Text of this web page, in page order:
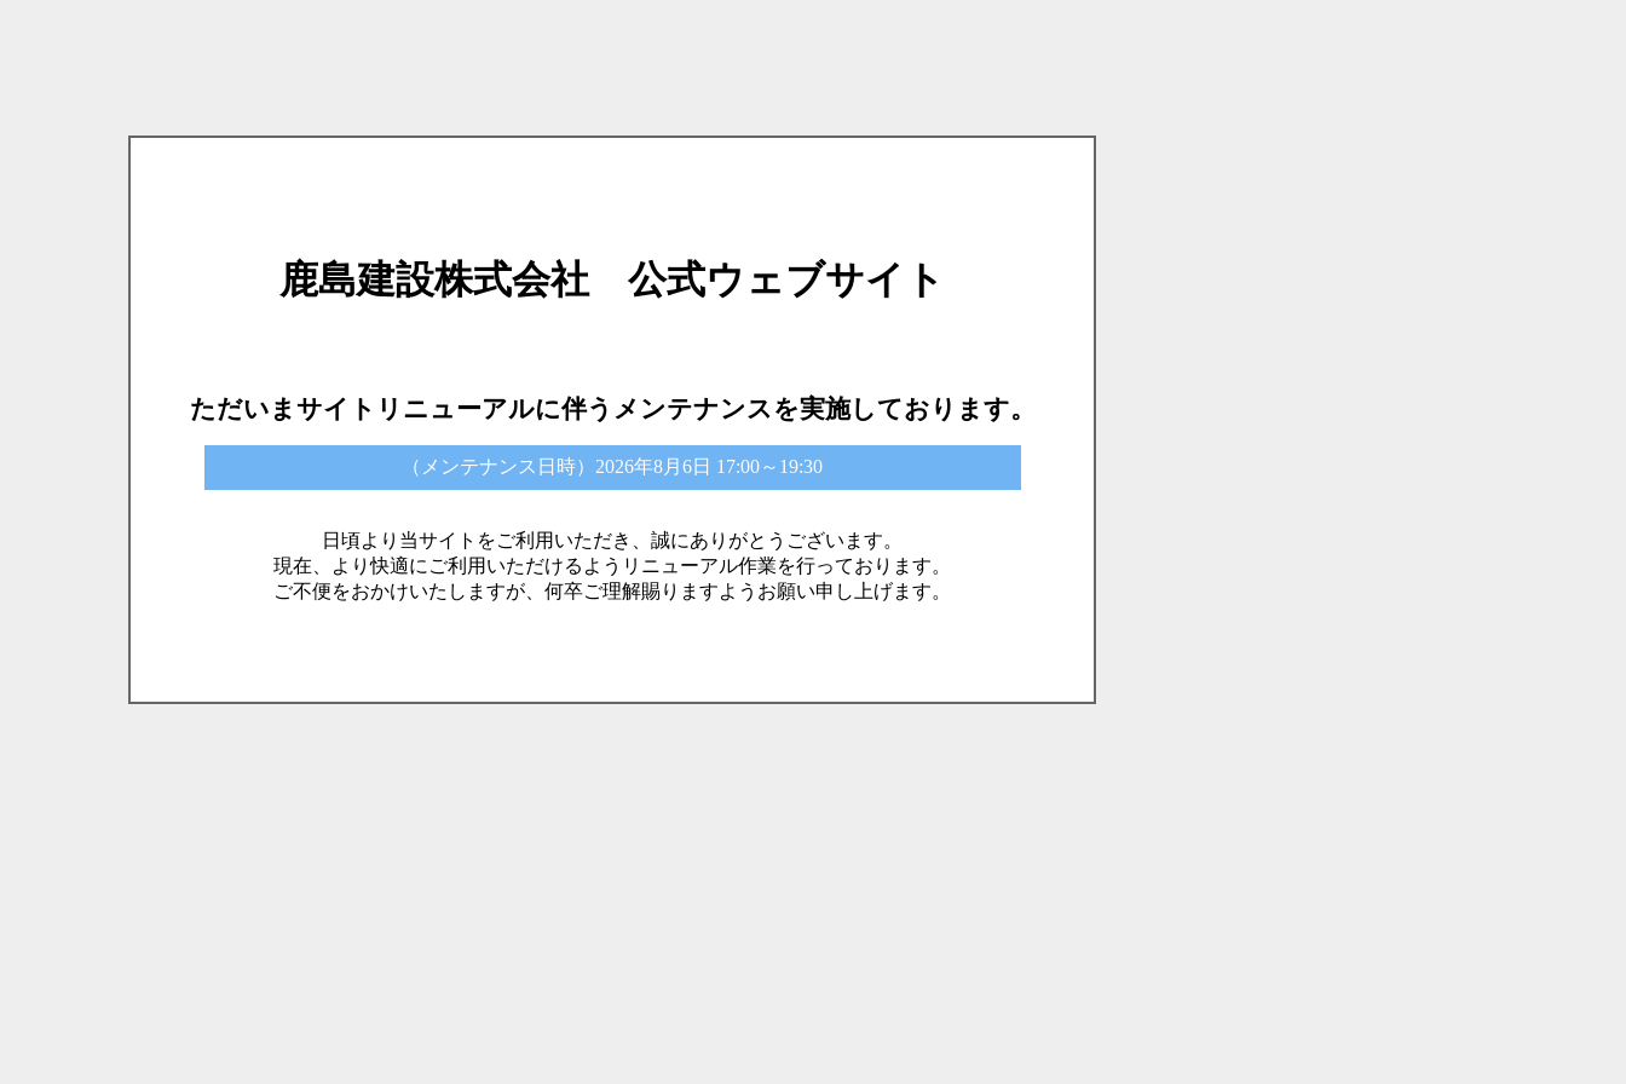
鹿島建設株式会社 公式ウェブサイト
ただいまサイトリニューアルに伴うメンテナンスを実施しております。
（メンテナンス日時）2026年8月6日 17:00～19:30
日頃より当サイトをご利用いただき、誠にありがとうございます。
現在、より快適にご利用いただけるようリニューアル作業を行っております。
ご不便をおかけいたしますが、何卒ご理解賜りますようお願い申し上げます。